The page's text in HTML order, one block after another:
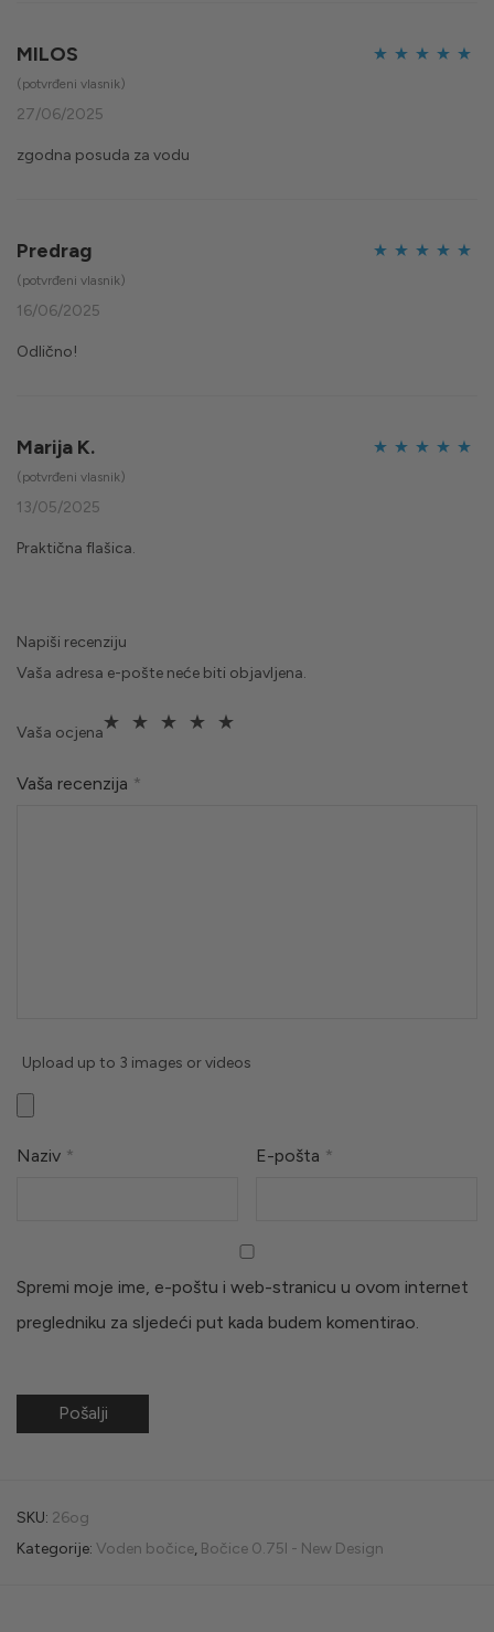
MILOS
(potvrđeni vlasnik)
27/06/2025
zgodna posuda za vodu
Predrag
(potvrđeni vlasnik)
16/06/2025
Odlično!
Marija K.
(potvrđeni vlasnik)
13/05/2025
Praktična flašica.
Napiši recenziju
Vaša adresa e-pošte neće biti objavljena.
Vaša ocjena
Vaša recenzija *
Upload up to 3 images or videos
Naziv * E-pošta *
Spremi moje ime, e-poštu i web-stranicu u ovom internet
pregledniku za sljedeći put kada budem komentirao.
SKU: 26og
Kategorije: Voden bočice, Bočice 0.75l - New Design